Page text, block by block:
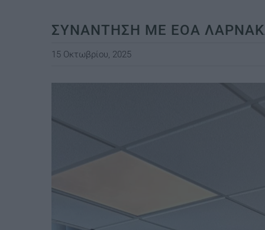
ΣΥΝΑΝΤΗΣΗ ΜΕ ΕΟΑ
15 Οκτωβρίου, 2025